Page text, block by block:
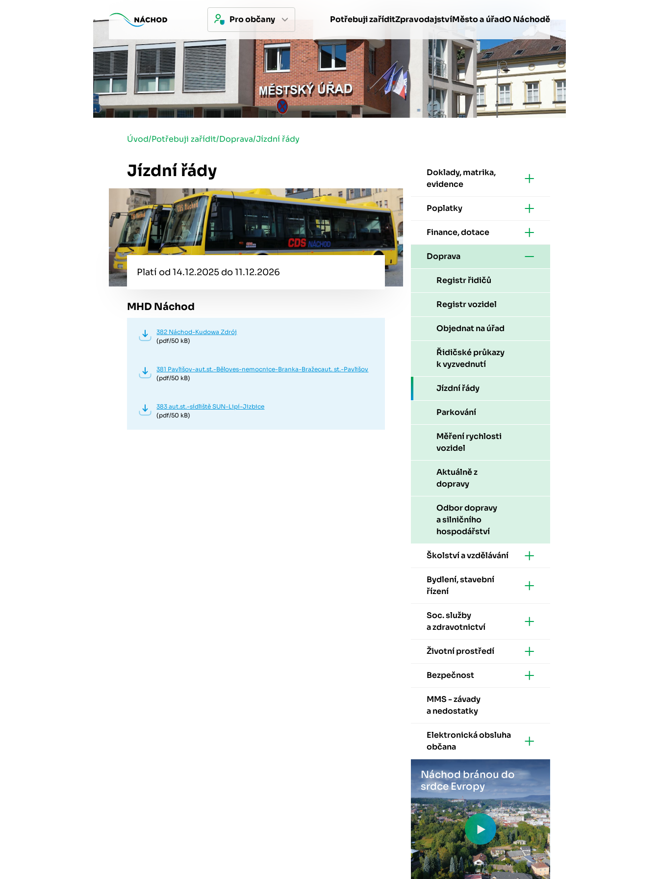
Pro občany Potřebuji zaříditZpravodajstvíMěsto a úřadO Náchodě
Úvod/Potřebuji zařídit/Doprava/Jízdní řády
Jízdní řády
Platí od 14.12.2025 do 11.12.2026
MHD Náchod
382 Náchod-Kudowa Zdrój
(pdf/50 kB)
381 Pavlišov-aut.st.-Běloves-nemocnice-Branka-Bražecaut. st.-Pavlišov
(pdf/50 kB)
383 aut.st.-sídliště SUN-Lipí-Jizbice
(pdf/50 kB)
Doklady, matrika,
evidence
Poplatky
Finance, dotace
Doprava
Registr řidičů
Registr vozidel
Objednat na úřad
Řidičské průkazy
k vyzvednutí
Jízdní řády
Parkování
Měření rychlosti
vozidel
Aktuálně z
dopravy
Odbor dopravy
a silničního
hospodářství
Školství a vzdělávání
Bydlení, stavební
řízení
Soc. služby
a zdravotnictví
Životní prostředí
Bezpečnost
MMS - závady
a nedostatky
Elektronická obsluha
občana
Náchod bránou do
srdce Evropy